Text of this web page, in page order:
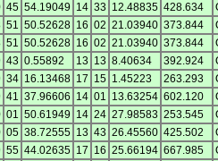
45 54.19049 14 33 12.48835 428.634
51 50.52628 16 02 21.03940 373.844
51 50.52628 16 02 21.03940 373.844
43 0.55892 13 13 8.40634 392.924
34 16.13468 17 15 1.45223 263.293
41 37.96606 14 01 13.63254 602.120
01 50.61949 14 24 27.98583 253.545
05 38.72555 13 43 26.45560 425.502
55 44.02635 17 16 25.66194 667.985